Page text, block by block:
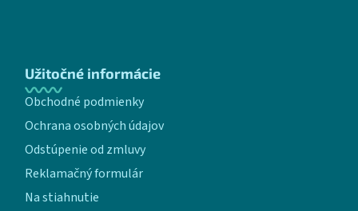
Užitočné informácie
Obchodné podmienky
Ochrana osobných údajov
Odstúpenie od zmluvy
Reklamačný formulár
Na stiahnutie